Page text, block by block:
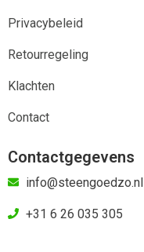
Privacybeleid
Retourregeling
Klachten
Contact
Contactgegevens
info@steengoedzo.nl
+31 6 26 035 305